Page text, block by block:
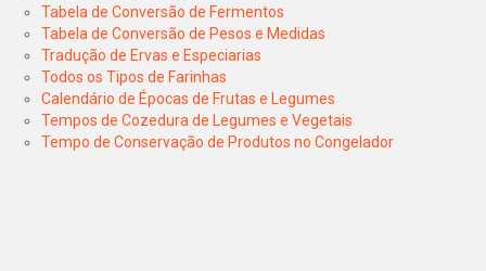
Tabela de Conversão de Fermentos
Tabela de Conversão de Pesos e Medidas
Tradução de Ervas e Especiarias
Todos os Tipos de Farinhas
Calendário de Épocas de Frutas e Legumes
Tempos de Cozedura de Legumes e Vegetais
Tempo de Conservação de Produtos no Congelador